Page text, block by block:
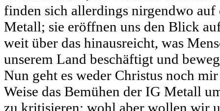
finden sich allerdings nirgendwo auf
Metall; sie eröffnen uns den Blick
weit über das hinausreicht, was
unserem Land beschäftigt und
Nun geht es weder Christus noch
Weise das Bemühen der IG Metall
zu kritisieren; wohl aber wollen wir